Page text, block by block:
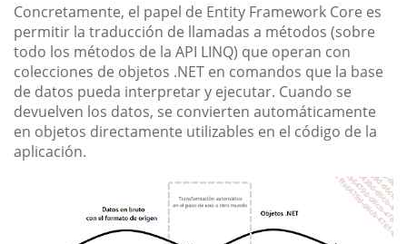
Concretamente, el papel de Entity Framework Core es
permitir la traducción de llamadas a métodos (sobre
todo los métodos de la API LINQ) que operan con
colecciones de objetos .NET en comandos que la base
de datos pueda interpretar y ejecutar. Cuando se
devuelven los datos, se convierten automáticamente
en objetos directamente utilizables en el código de la
aplicación.